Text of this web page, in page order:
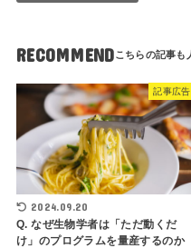
RECOMMEND
記事広告
2024.09.20
Q. なぜ生物学者は「ただ動くだ
け」のプログラムを量産するのか